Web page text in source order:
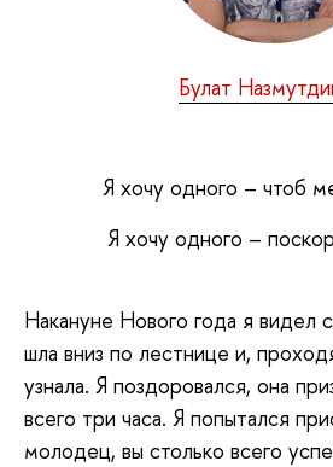
Булат
Я хочу одного – чтоб
Я хочу одного –
Накануне Нового года я видел
шла вниз по лестнице и,
узнала. Я поздоровался, она
всего три часа. Я попытался
молодец, вы столько всего